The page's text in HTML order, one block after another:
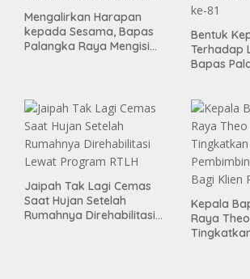
Mengalirkan Harapan
kepada Sesama, Bapas
Palangka Raya Mengisi
Bentuk
Terhadap
Bapas
ke-81
Jaipah Tak Lagi Cemas
Saat Hujan Setelah
Rumahnya Direhabilitasi
Kepala
Raya